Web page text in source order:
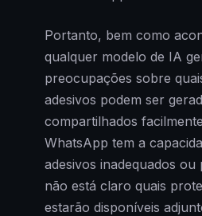
Portanto, bem como
qualquer modelo de IA
preocupações sobre
adesivos podem ser
compartilhados
WhatsApp tem a
adesivos inadequados ou
não está claro quais
estarão disponíveis